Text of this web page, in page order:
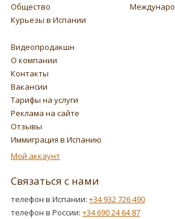
Общество
Курьезы в Испании
Видеопродакшн
О компании
Контакты
Вакансии
Тарифы на услуги
Реклама на сайте
Отзывы
Иммиграция в Испанию
Мой аккаунт
Связаться с нами
телефон в Испании: +34 932 726 490
телефон в России: +34 690 24 64 87